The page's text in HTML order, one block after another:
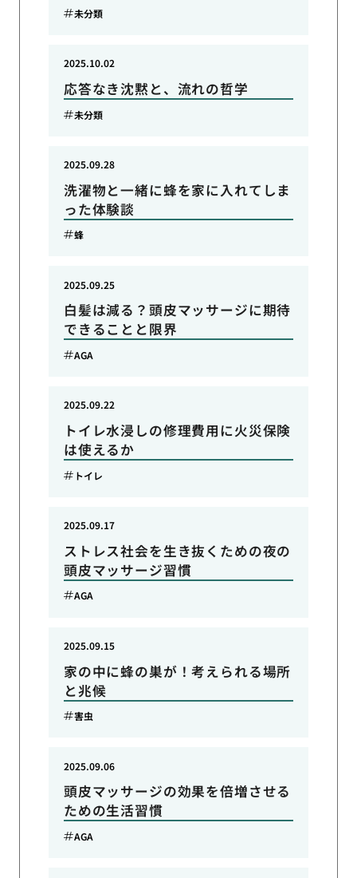
未分類
応答なき沈黙と、流れの哲学
2025.10.02
未分類
洗濯物と一緒に蜂を家に入れてしま
った体験談
2025.09.28
蜂
白髪は減る？頭皮マッサージに期待
できることと限界
2025.09.25
AGA
トイレ水浸しの修理費用に火災保険
は使えるか
2025.09.22
トイレ
ストレス社会を生き抜くための夜の
頭皮マッサージ習慣
2025.09.17
AGA
家の中に蜂の巣が！考えられる場所
と兆候
2025.09.15
害虫
頭皮マッサージの効果を倍増させる
ための生活習慣
2025.09.06
AGA